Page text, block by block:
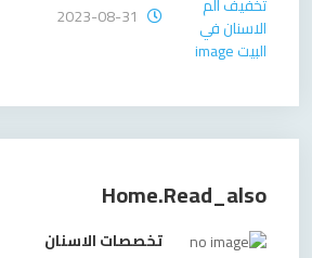
2023-08-31
Home.read_also
تخصصات الاسنان